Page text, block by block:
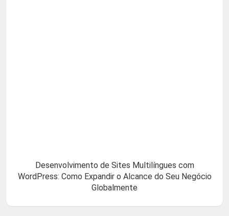
Desenvolvimento de Sites Multilíngues com
WordPress: Como Expandir o Alcance do Seu Negócio
Globalmente